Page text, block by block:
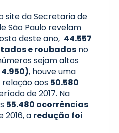
site da Secretaria de
São Paulo revelam
deste ano, 44.557
e roubados no
sejam altos
, houve uma
relação aos 50.580
de 2017. Na
55.480 ocorrências
2016, a redução foi